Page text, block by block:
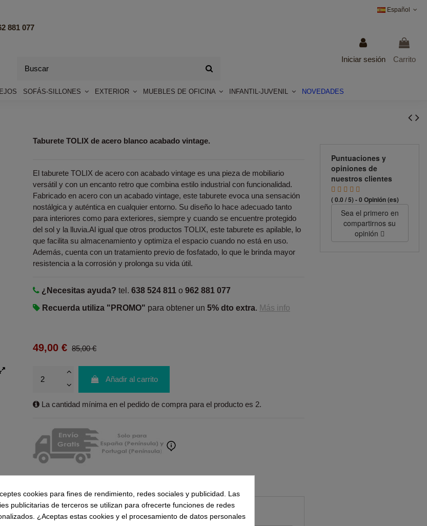
Español
881 077
Iniciar sesión Carrito
SOFÁS-SILLONES EXTERIOR MUEBLES DE OFICINA INFANTIL-JUVENIL NOVEDADES
Taburete TOLIX de acero blanco acabado vintage.
El taburete TOLIX de acero con acabado vintage es una pieza de mobiliario
versátil y con un encanto retro que combina estilo industrial con funcionalidad.
Fabricado en acero con un acabado vintage, este taburete evoca una sensación
nostálgica y auténtica en cualquier entorno. Su diseño lo hace adecuado tanto
para interiores como para exteriores, siempre y cuando se encuentre protegido
del sol y la lluvia.Al igual que otros productos TOLIX, este taburete es apilable, lo
que facilita su almacenamiento y optimiza el espacio cuando no está en uso.
Además, cuenta con un tratamiento previo de fosfatado, lo que le brinda mayor
resistencia a la corrosión y prolonga su vida útil.
¿Necesitas ayuda? tel. 638 524 811 o 962 881 077
Recuerda utiliza "PROMO" para obtener un 5% dto extra. Más info
49,00 € 85,00 €
Añadir al carrito
La cantidad mínima en el pedido de compra para el producto es 2.
Puntuaciones y opiniones de nuestros clientes
( 0.0 / 5) - 0 Opinión (es)
Puntuaciones y
opiniones de
nuestros clientes
( 0.0 / 5) - 0 Opinión (es)
Sea el primero en
compartirnos su
opinión
cookies para fines de rendimiento, redes sociales y publicidad. Las
publicitarias de terceros se utilizan para ofrecerte funciones de redes
¿Aceptas estas cookies y el procesamiento de datos personales